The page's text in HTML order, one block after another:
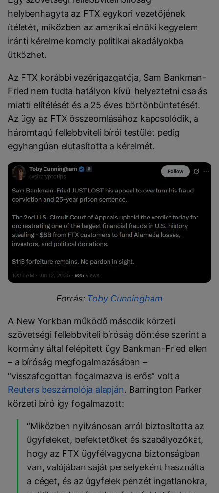
helybenhagyta az FTX egykori vezetőjének
ítéletét, miközben az amerikai elnöki kegyelem
iránti kérelme komoly politikai akadályokba
ütközhet.
Az FTX korábbi vezérigazgatója, Sam Bankman-
Fried nem tudta hatályon kívül helyeztetni csalás
miatti elítélését és a 25 éves börtönbüntetését.
Az ügy az FTX összeomlásához kapcsolódik, a
háromtagú fellebbviteli bírói testület pedig
egyhangúan elutasította a kérelmét.
Forrás: Toby Cunningham
A New Yorkban működő második körzeti
szövetségi fellebbviteli bíróság döntése szerint a
kormány által felépített ügy Bankman-Fried ellen
– a bíróság megfogalmazásában –
“visszafogottan fogalmazva is erős” volt a
Reuters beszámolója alapján. Barrington Parker
körzeti bíró így fogalmazott:
“Miközben nyilvánosan arról biztosította az
ügyfeleket, befektetőket és szabályozókat,
hogy az FTX ügyfélvagyona biztonságban
van, valójában saját perselyeként használta
a céget, és az ügyfelek pénzét ingatlanokra,